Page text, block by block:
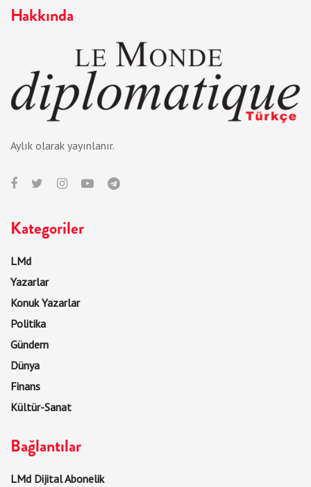
Hakkında
Aylık olarak yayınlanır.
Kategoriler
LMd
Yazarlar
Konuk Yazarlar
Politika
Gündem
Dünya
Finans
Kültür-Sanat
Bağlantılar
LMd Dijital Abonelik